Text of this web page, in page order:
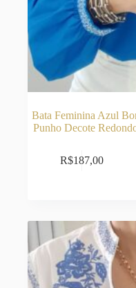
Bata Feminina Azul
Punho Decote
R$187,00